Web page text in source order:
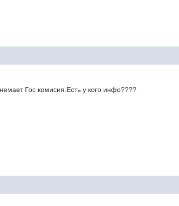
Гос комисия.Есть у кого инфо????